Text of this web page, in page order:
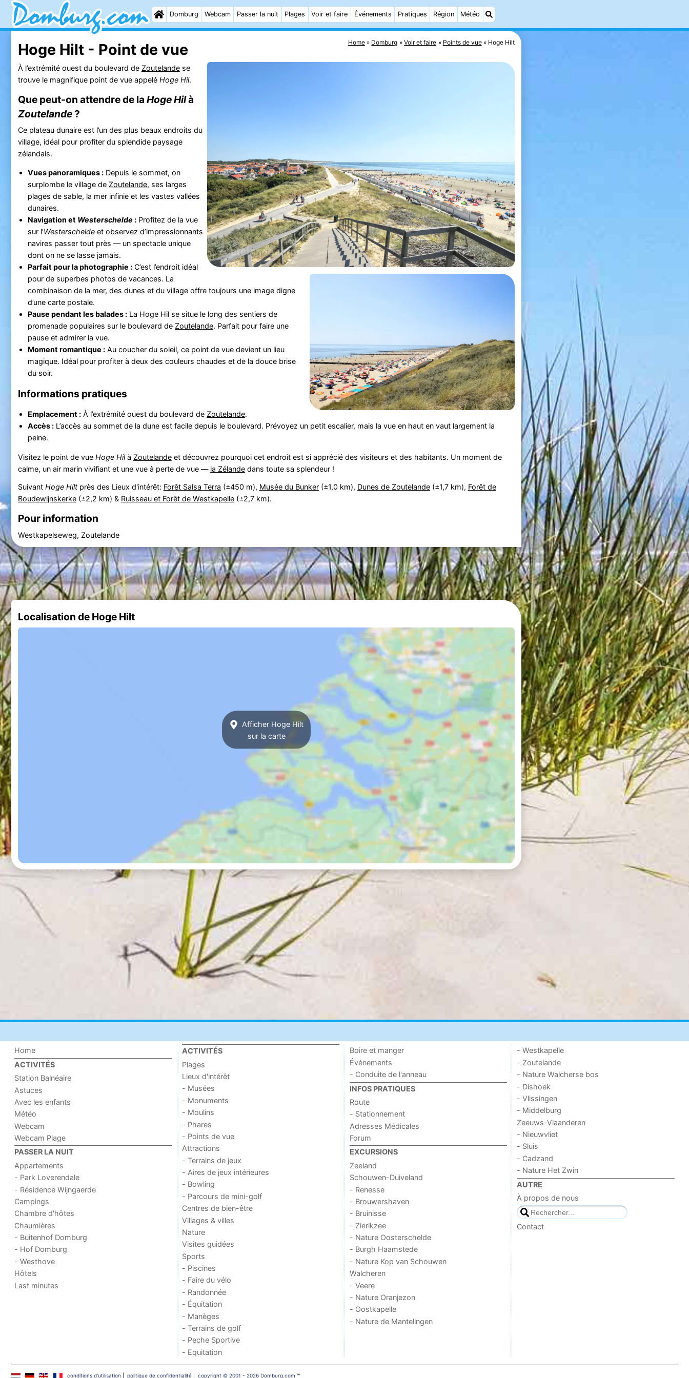
Domburg Webcam Passer la nuit Plages Voir et faire Événements Pratiques Région Météo
Home Domburg Voir et faire Points de vue Hoge Hilt
Hoge Hilt - Point de vue
À l’extrémité ouest du boulevard de Zoutelandese
trouve le magnifique point de vue appelé Hoge Hil.
Que peut-on attendre de la Hoge Hilà
Zoutelande?
Ce plateau dunaire est l’un des plus beaux endroits du
village, idéal pour profiter du splendide paysage
zélandais.
Vues panoramiques :Depuis le sommet, on
surplombe le village de Zoutelande, ses larges
plages de sable, la mer infinie et les vastes vallées
dunaires.
Navigation et Westerschelde :Profitez de la vue
sur l’Westerscheldeet observez d’impressionnants
navires passer tout près — un spectacle unique
dont on ne se lasse jamais.
Parfait pour la photographie :C’est l’endroit idéal
pour de superbes photos de vacances. La
combinaison de la mer, des dunes et du village offre toujours une image digne
d’une carte postale.
Pause pendant les balades :La Hoge Hil se situe le long des sentiers de
promenade populaires sur le boulevard de Zoutelande. Parfait pour faire une
pause et admirer la vue.
Moment romantique :Au coucher du soleil, ce point de vue devient un lieu
magique. Idéal pour profiter à deux des couleurs chaudes et de la douce brise
du soir.
Informations pratiques
Emplacement :À l’extrémité ouest du boulevard de Zoutelande.
Accès :L’accès au sommet de la dune est facile depuis le boulevard. Prévoyez un petit escalier, mais la vue en haut en vaut largement la
peine.
Visitez le point de vue Hoge Hilà Zoutelandeet découvrez pourquoi cet endroit est si apprécié des visiteurs et des habitants. Un moment de
calme, un air marin vivifiant et une vue à perte de vue — la Zélandedans toute sa splendeur !
Suivant Hoge Hiltprès des Lieux d'intérêt: Forêt Salsa Terra (±450 m), Musée du Bunker(±1,0 km), Dunes de Zoutelande(±1,7 km), Forêt de
Boudewijnskerke(±2,2 km) & Ruisseau et Forêt de Westkapelle(±2,7 km).
Pour information
Westkapelseweg, Zoutelande
Localisation de Hoge Hilt
Afficher Hoge Hilt
sur la carte
Home
ACTIVITÉS
Station Balnéaire
Astuces
Avec les enfants
Météo
Webcam
Webcam Plage
PASSER LA NUIT
Appartements
- Park Loverendale
- Résidence Wijngaerde
Campings
Chambre d'hôtes
Chaumières
- Buitenhof Domburg
- Hof Domburg
- Westhove
Hôtels
Last minutes
ACTIVITÉS
Plages
Lieux d'intérêt
- Musées
- Monuments
- Moulins
- Phares
- Points de vue
Attractions
- Terrains de jeux
- Aires de jeux intérieures
- Bowling
- Parcours de mini-golf
Centres de bien-être
Villages & villes
Nature
Visites guidées
Sports
- Piscines
- Faire du vélo
- Randonnée
- Équitation
- Manèges
- Terrains de golf
- Peche Sportive
- Equitation
Boire et manger
Événements
- Conduite de l'anneau
INFOS PRATIQUES
Route
- Stationnement
Adresses Médicales
Forum
EXCURSIONS
Zeeland
Schouwen-Duiveland
- Renesse
- Brouwershaven
- Bruinisse
- Zierikzee
- Nature Oosterschelde
- Burgh Haamstede
- Nature Kop van Schouwen
Walcheren
- Veere
- Nature Oranjezon
- Oostkapelle
- Nature de Mantelingen
- Westkapelle
- Zoutelande
- Nature Walcherse bos
- Dishoek
- Vlissingen
- Middelburg
Zeeuws-Vlaanderen
- Nieuwvliet
- Sluis
- Cadzand
- Nature Het Zwin
AUTRE
À propos de nous
Contact
conditions d‘utilisation politique de confidentialité| copyright © 2001 - 2026 Domburg.com ™